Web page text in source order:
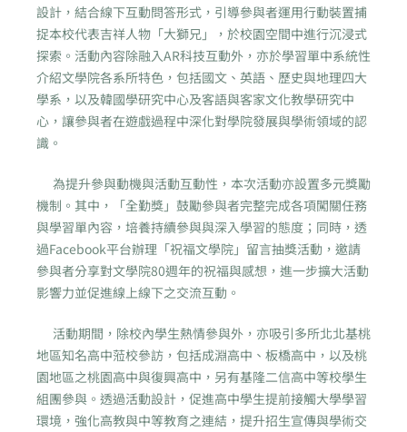
設計，結合線下互動問答形式，引導參與者運用行動裝置捕
捉本校代表吉祥人物「大獅兄」，於校園空間中進行沉浸式
探索。活動內容除融入AR科技互動外，亦於學習單中系統性
介紹文學院各系所特色，包括國文、英語、歷史與地理四大
學系，以及韓國學研究中心及客語與客家文化教學研究中
心，讓參與者在遊戲過程中深化對學院發展與學術領域的認
識。
為提升參與動機與活動互動性，本次活動亦設置多元獎勵
機制。其中，「全勤獎」鼓勵參與者完整完成各項闖關任務
與學習單內容，培養持續參與與深入學習的態度；同時，透
過Facebook平台辦理「祝福文學院」留言抽獎活動，邀請
參與者分享對文學院80週年的祝福與感想，進一步擴大活動
影響力並促進線上線下之交流互動。
活動期間，除校內學生熱情參與外，亦吸引多所北北基桃
地區知名高中蒞校參訪，包括成淵高中、板橋高中，以及桃
園地區之桃園高中與復興高中，另有基隆二信高中等校學生
組團參與。透過活動設計，促進高中學生提前接觸大學學習
環境，強化高教與中等教育之連結，提升招生宣傳與學術交